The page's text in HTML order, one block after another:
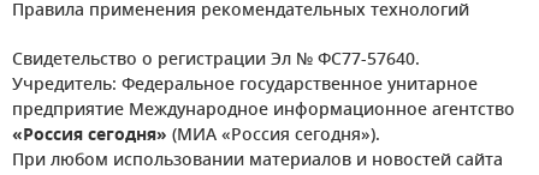
Правила применения рекомендательных технологий
Свидетельство о регистрации Эл № ФС77-57640.
Учредитель: Федеральное государственное унитарное
предприятие Международное информационное агентство
«Россия сегодня» (МИА «Россия сегодня»).
При любом использовании материалов и новостей сайта